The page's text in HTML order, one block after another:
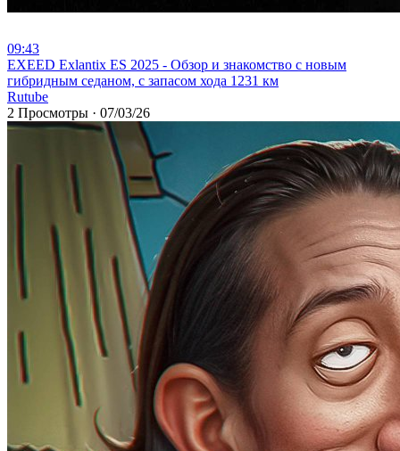
09:43
⁣EXEED Exlantix ES 2025 - Обзор и знакомство с новым
гибридным седаном, с запасом хода 1231 км
Rutube
2 Просмотры · 07/03/26